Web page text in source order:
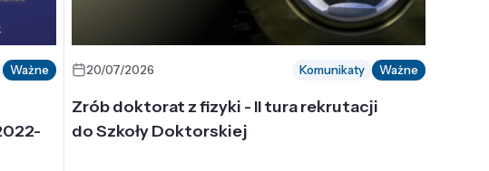
Ważne 20/07/2026 Komunikaty Ważne
Zrób doktorat z fizyki - II tura rekrutacji
do Szkoły Doktorskiej